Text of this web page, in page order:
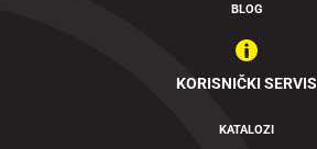
BLOG
KORISNIČKI SERVIS
KATALOZI